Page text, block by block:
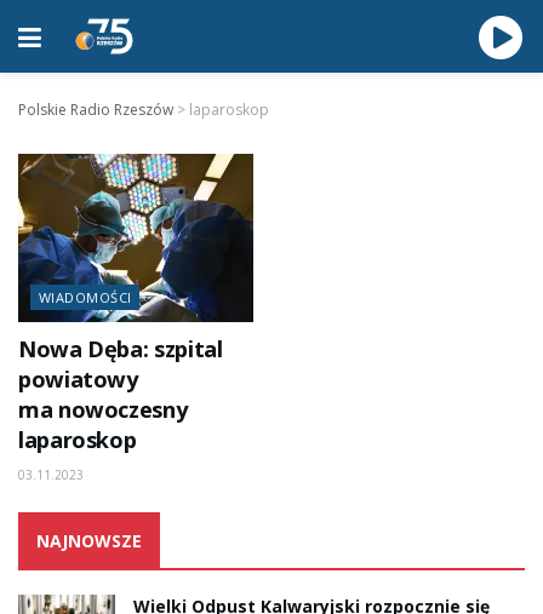
Polskie Radio Rzeszów > laparoskop
WIADOMOŚCI
Nowa Dęba: szpital
powiatowy
ma nowoczesny
laparoskop
03.11.2023
NAJNOWSZE
Wielki Odpust Kalwaryjski rozpocznie się